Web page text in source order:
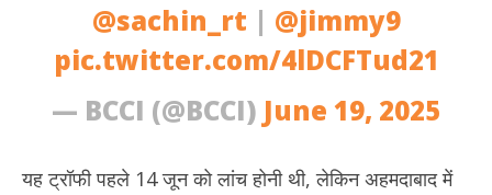
@sachin_rt | @jimmy9
pic.twitter.com/4lDCFTud21
— BCCI (@BCCI) June 19, 2025
यह ट्रॉफी पहले 14 जून को लांच होनी थी, लेकिन अहमदाबाद में